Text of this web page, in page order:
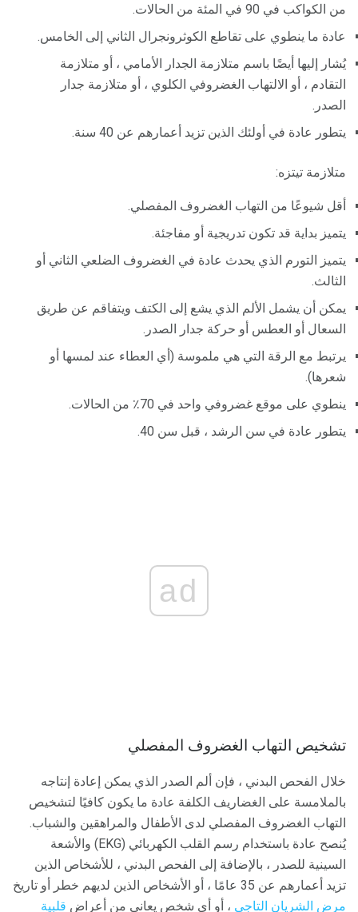
من الكواكب في 90 في المئة من الحالات.
عادة ما ينطوي على تقاطع الكوثرونجرال الثاني إلى الخامس.
يُشار إليها أيضًا باسم متلازمة الجدار الأمامي ، أو متلازمة
التقادم ، أو الالتهاب الغضروفي الكلوي ، أو متلازمة جدار
الصدر.
يتطور عادة في أولئك الذين تزيد أعمارهم عن 40 سنة.
متلازمة تيتزه:
أقل شيوعًا من التهاب الغضروف المفصلي.
يتميز بداية قد تكون تدريجية أو مفاجئة.
يتميز التورم الذي يحدث عادة في الغضروف الضلعي الثاني أو
الثالث.
يمكن أن يشمل الألم الذي يشع إلى الكتف ويتفاقم عن طريق
السعال أو العطس أو حركة جدار الصدر.
يرتبط مع الرقة التي هي ملموسة (أي العطاء عند لمسها أو
شعرها).
ينطوي على موقع غضروفي واحد في 70٪ من الحالات.
يتطور عادة في سن الرشد ، قبل سن 40.
ad
تشخيص التهاب الغضروف المفصلي
خلال الفحص البدني ، فإن ألم الصدر الذي يمكن إعادة إنتاجه
بالملامسة على الغضاريف الكلفة عادة ما يكون كافيًا لتشخيص
التهاب الغضروف المفصلي لدى الأطفال والمراهقين والشباب.
يُنصح عادة باستخدام رسم القلب الكهربائي (EKG) والأشعة
السينية للصدر ، بالإضافة إلى الفحص البدني ، للأشخاص الذين
تزيد أعمارهم عن 35 عامًا ، أو الأشخاص الذين لديهم خطر أو تاريخ
مرض الشريان التاجي ، أو أي شخص يعاني من أعراض قلبية